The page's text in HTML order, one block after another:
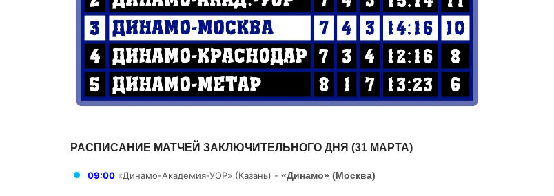
РАСПИСАНИЕ МАТЧЕЙ ЗАКЛЮЧИТЕЛЬНОГО ДНЯ (31 МАРТА)
09:00 «Динамо-Академия-УОР» (Казань) - «Динамо» (Москва)